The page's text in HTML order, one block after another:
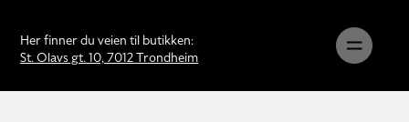
Her finner du veien til butikken:
St. Olavs gt. 10, 7012 Trondheim